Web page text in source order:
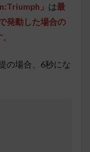
」 は最
発動した場合の
。
の場合、6秒にな